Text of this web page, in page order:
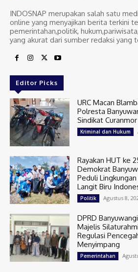
INDOSNAP merupakan salah satu
online yang menyajikan berita terkini
pemerintahan,politik,
yang akurat dari sumber redaksi yang
Editor Picks
URC Macan
Polresta
Sindikat
Kriminal dan Hukum
Rayakan HUT ke
Demokrat
Peduli
Langit Biru
Politik Agustus 8,
DPRD
Majelis
Regulasi
Menyimpang
Pemerintahan